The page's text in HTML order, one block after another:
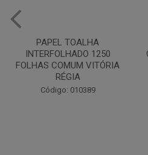
CAFÉ TORRADO E MOÍDO
CLÁSSICO ALMOFADA 250G
SANTA CLARA
Código: 042389